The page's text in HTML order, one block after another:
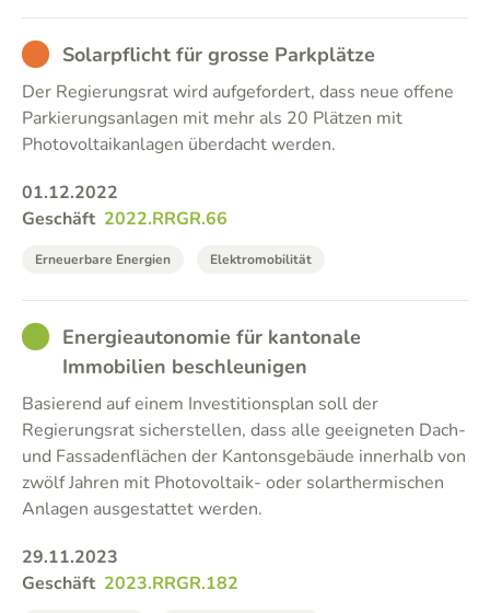
BAD Solarpflicht für grosse Parkplätze
Der Regierungsrat wird aufgefordert, dass neue offene
Parkierungsanlagen mit mehr als 20 Plätzen mit
Photovoltaikanlagen überdacht werden.
01.12.2022
Geschäft 2022.RRGR.66
Erneuerbare Energien Elektromobilität
GOODEnergieautonomie für kantonale
Immobilien beschleunigen
Basierend auf einem Investitionsplan soll der
Regierungsrat sicherstellen, dass alle geeigneten Dach-
und Fassadenflächen der Kantonsgebäude innerhalb von
zwölf Jahren mit Photovoltaik- oder solarthermischen
Anlagen ausgestattet werden.
29.11.2023
Geschäft 2023.RRGR.182